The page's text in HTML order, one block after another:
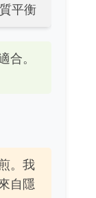
平衡
。
。我
自隱